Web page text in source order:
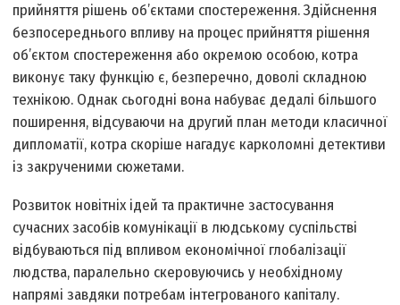
прийняття рішень об’єктами спостереження. Здійснення
безпосереднього впливу на процес прийняття рішення
об’єктом спостереження або окремою особою, котра
виконує таку функцію є, безперечно, доволі складною
технікою. Однак сьогодні вона набуває дедалі більшого
поширення, відсуваючи на другий план методи класичної
дипломатії, котра скоріше нагадує карколомні детективи
із закрученими сюжетами.
Розвиток новітніх ідей та практичне застосування
сучасних засобів комунікації в людському суспільстві
відбуваються під впливом економічної глобалізації
людства, паралельно скеровуючись у необхідному
напрямі завдяки потребам інтегрованого капіталу.